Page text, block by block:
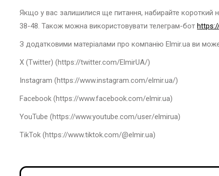
Якщо у вас залишилися ще питання, набирайте короткий
38-48. Також можна використовувати телеграм-бот
З додатковими матеріалами про компанію Elmir.ua ви
X (Twitter) (https://twitter.com/ElmirUA/)
Instagram (https://www.instagram.com/elmir.ua/)
Facebook (https://www.facebook.com/elmir.ua)
YouTube (https://www.youtube.com/user/elmirua)
TikTok (https://www.tiktok.com/@elmir.ua)